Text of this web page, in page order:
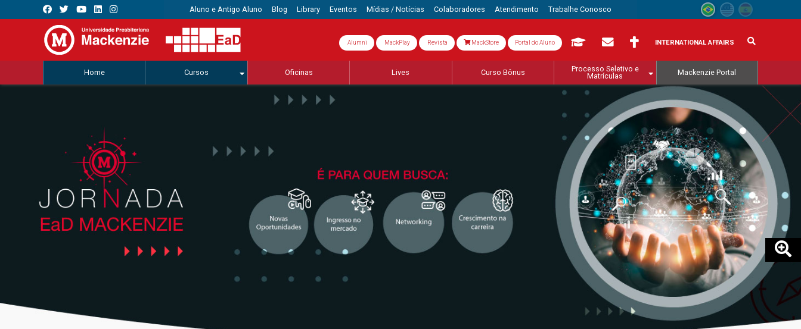
Aluno e Antigo Aluno Blog Library Eventos Mídias / Notícias Colaboradores Atendimento Trabalhe Conosco
Alumni MackPlay Revista MackStore Portal do Aluno INTERNATIONAL AFFAIRS
Home Cursos Oficinas Lives Curso Bônus
Processo Seletivo e
Matrículas
Mackenzie Portal